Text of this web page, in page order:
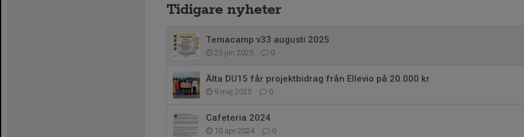
Tidigare nyheter
Temacamp v33 augusti 2025
25 jun 2025 0
Älta DU15 får projektbidrag från Ellevio på 20.000 kr
9 maj 2025 0
Cafeteria 2024
10 apr 2024 0